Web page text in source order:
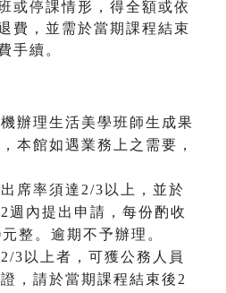
或停課情形，得全額或依
費，並需於當期課程結束
手續。
辦理生活美學班師生成果
本館如遇業務上之需要，
席率須達2/3以上，並於
週內提出申請，每份酌收
整。逾期不予辦理。
3以上者，可獲公務人員
，請於當期課程結束後2